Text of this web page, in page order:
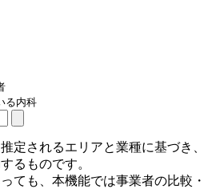
る内科
定されるエリアと業種に基づき、
るものです。
ても、本機能では事業者の比較・